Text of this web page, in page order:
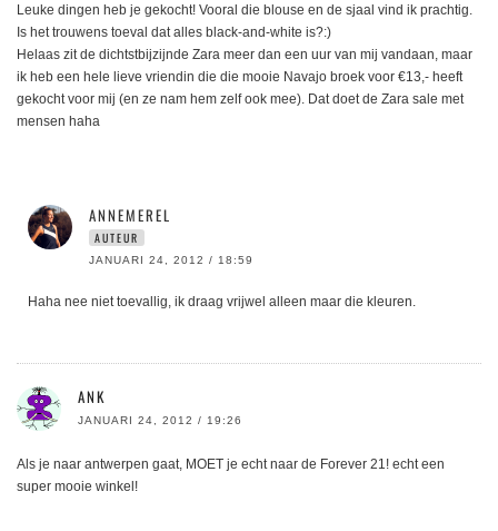
Leuke dingen heb je gekocht! Vooral die blouse en de sjaal vind ik prachtig.
Is het trouwens toeval dat alles black-and-white is?:)
Helaas zit de dichtstbijzijnde Zara meer dan een uur van mij vandaan, maar
ik heb een hele lieve vriendin die die mooie Navajo broek voor €13,- heeft
gekocht voor mij (en ze nam hem zelf ook mee). Dat doet de Zara sale met
mensen haha
ANNEMEREL
AUTEUR
JANUARI 24, 2012 / 18:59
Haha nee niet toevallig, ik draag vrijwel alleen maar die kleuren.
ANK
JANUARI 24, 2012 / 19:26
Als je naar antwerpen gaat, MOET je echt naar de Forever 21! echt een
super mooie winkel!